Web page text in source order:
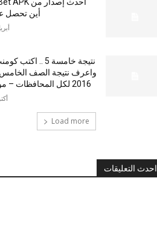
أين تحصل
أبريل
نتيجة خامسة 5 ..
واعرف نتيجة الصف الخامس
2016 لكل المحافظات – موجز مصر
Load more
احدث التعليقات